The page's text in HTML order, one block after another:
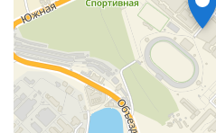
Режим Smart Memory: Нет
Встроенные часы: Нет
Функции
Функция 'быстрый нагрев':
Система санитарной
Индикация
Поворот дисплея: Нет